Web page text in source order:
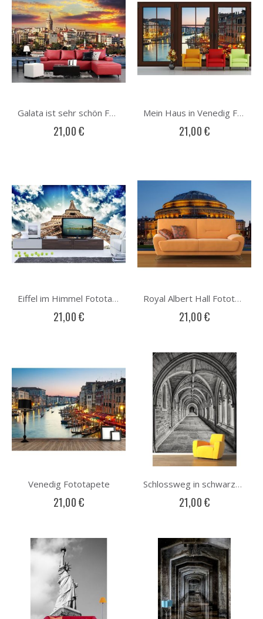
Galata ist sehr schön Fototapete
21,00 €
Mein Haus in Venedig Fototapete
21,00 €
Eiffel im Himmel Fototapete
21,00 €
Royal Albert Hall Fototapete
21,00 €
Venedig Fototapete
21,00 €
Schlossweg in schwarzweiß Fototapete
21,00 €